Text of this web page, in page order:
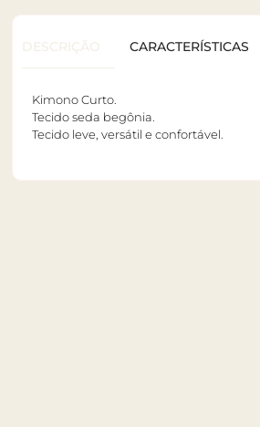
DESCRIÇÃO CARACTERÍSTICAS
Kimono Curto.
Tecido seda begônia.
Tecido leve, versátil e confortável.